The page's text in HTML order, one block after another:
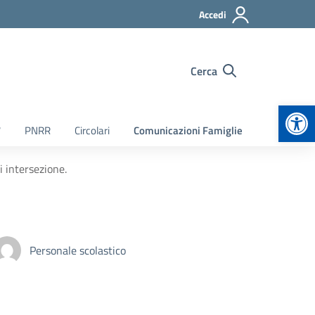
Accedi
Cerca
PNRR Circolari Comunicazioni Famiglie
intersezione.
Personale scolastico